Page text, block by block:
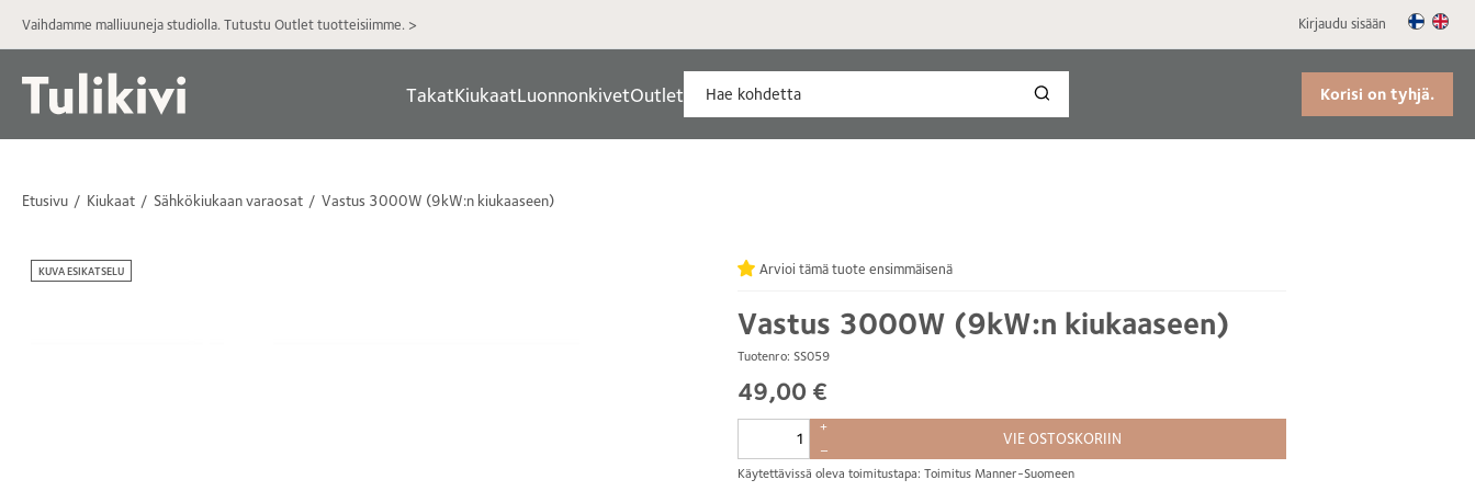
Vaihdamme malliuuneja studiolla. Tutustu Outlet tuotteisiimme. > Kirjaudu sisään
TakatKiukaatLuonnonkivetOutlet Korisi on tyhjä.
Etusivu Kiukaat Sähkökiukaan varaosat Vastus 3000W (9kW:n kiukaaseen)
Vastus 3000W (9kW:n kiukaaseen)
Tuotenro: SS059
Arvioi tämä tuote ensimmäisenä
49,00 €
+
–
VIE OSTOSKORIIN
Käytettävissä oleva toimitustapa: Toimitus Manner-Suomeen
KUVA ESIKATSELU